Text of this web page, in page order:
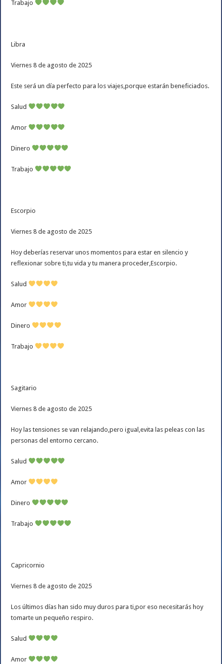
Trabajo
Libra
Viernes 8 de agosto de 2025
Este será un día perfecto para los viajes,porque estarán beneficiados.
Salud
Amor
Dinero
Trabajo
Escorpio
Viernes 8 de agosto de 2025
Hoy deberías reservar unos momentos para estar en silencio y
reflexionar sobre ti,tu vida y tu manera proceder,Escorpio.
Salud
Amor
Dinero
Trabajo
Sagitario
Viernes 8 de agosto de 2025
Hoy las tensiones se van relajando,pero igual,evita las peleas con las
personas del entorno cercano.
Salud
Amor
Dinero
Trabajo
Capricornio
Viernes 8 de agosto de 2025
Los últimos días han sido muy duros para ti,por eso necesitarás hoy
tomarte un pequeño respiro.
Salud
Amor